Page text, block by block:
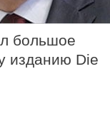
большое
изданию Die